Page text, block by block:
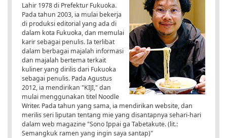
Lahir 1978 di Prefektur Fukuoka.
Pada tahun 2003, ia mulai bekerja
di produksi editorial yang ada di
dalam kota Fukuoka, dan memulai
karir sebagai penulis. Ia terlibat
dalam berbagai majalah informasi
dan majalah bertema terkait
kuliner yang dirilis dari Fukuoka
sebagai penulis. Pada Agustus
2012, ia mendirikan "KIJI," dan
mulai menggunakan titel Noodle
Writer. Pada tahun yang sama, ia mendirikan website, dan
merilis seri liputan tentang mie yang disantapnya sehari-hari
dalam web magazine "Sono Ippai ga Tabetakute. (lit.:
Semangkuk ramen yang ingin saya santap)"